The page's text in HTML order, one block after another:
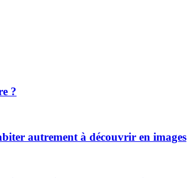
?
autrement à découvrir en images